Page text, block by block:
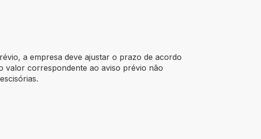
a empresa deve ajustar o prazo de acordo
valor correspondente ao aviso prévio não